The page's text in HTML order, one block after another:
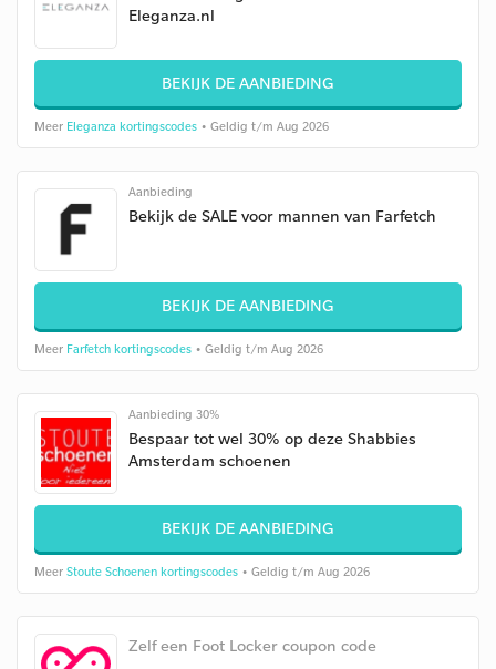
Eleganza.nl
BEKIJK DE AANBIEDING
Meer Eleganza kortingscodes • Geldig t/m Aug 2026
Aanbieding
Bekijk de SALE voor mannen van Farfetch
BEKIJK DE AANBIEDING
Meer Farfetch kortingscodes • Geldig t/m Aug 2026
Aanbieding 30%
Bespaar tot wel 30% op deze Shabbies
Amsterdam schoenen
BEKIJK DE AANBIEDING
Meer Stoute Schoenen kortingscodes • Geldig t/m Aug 2026
Zelf een Foot Locker coupon code